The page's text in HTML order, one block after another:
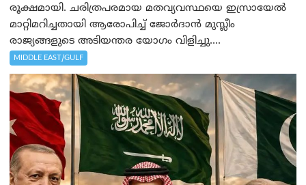
രൂക്ഷമായി. ചരിത്രപരമായ മതവ്യവസ്ഥയെ ഇസ്രായേൽ
മാറ്റിമറിച്ചതായി ആരോപിച്ച് ജോർദാൻ മുസ്ലീം
രാജ്യങ്ങളുടെ അടിയന്തര യോഗം വിളിച്ചു....
MIDDLE EAST/GULF